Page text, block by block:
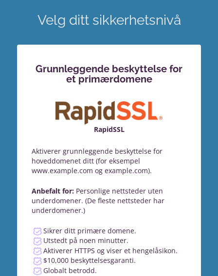
Velg ditt sikkerhetsnivå
Grunnleggende beskyttelse for
et primærdomene
RapidSSL
Aktiverer grunnleggende beskyttelse for
hoveddomenet ditt (for eksempel
www.example.com og example.com).
Anbefalt for: Personlige nettsteder uten
underdomener. (De fleste nettsteder har
underdomener.)
Sikrer ditt primære domene.
Utstedt på noen minutter.
Aktiverer HTTPS og viser et hengelåsikon.
$10,000 beskyttelsesgaranti.
Globalt betrodd.